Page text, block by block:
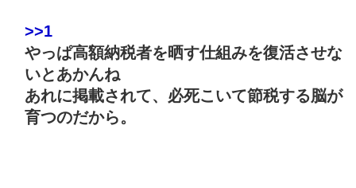
>>1
やっぱ高額納税者を晒す仕組みを復活させな
いとあかんね
あれに掲載されて、必死こいて節税する脳が
育つのだから。